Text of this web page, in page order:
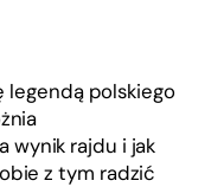
legendą polskiego
wynik rajdu i jak
z tym radzić